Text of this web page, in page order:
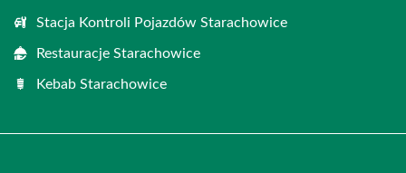
Stacja Kontroli Pojazdów Starachowice
Restauracje Starachowice
Kebab Starachowice